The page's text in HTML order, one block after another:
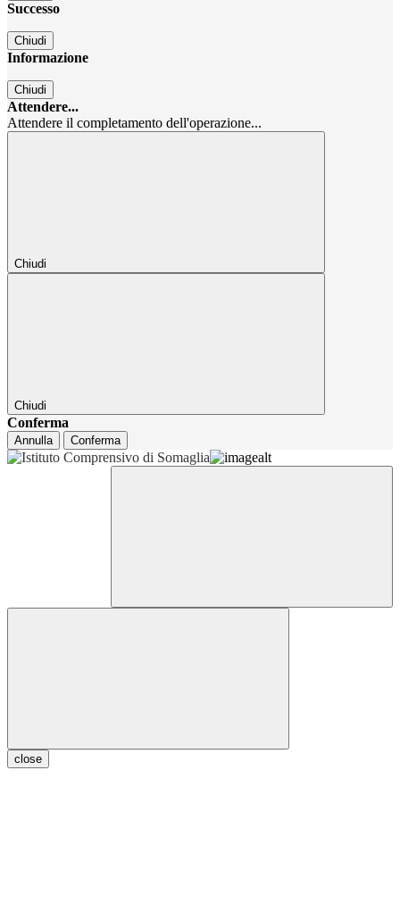
Successo
Chiudi
Informazione
Chiudi
Attendere...
Attendere il completamento dell'operazione...
Chiudi
Chiudi
Conferma
Annulla Conferma
close